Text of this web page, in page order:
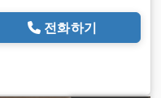
전화하기